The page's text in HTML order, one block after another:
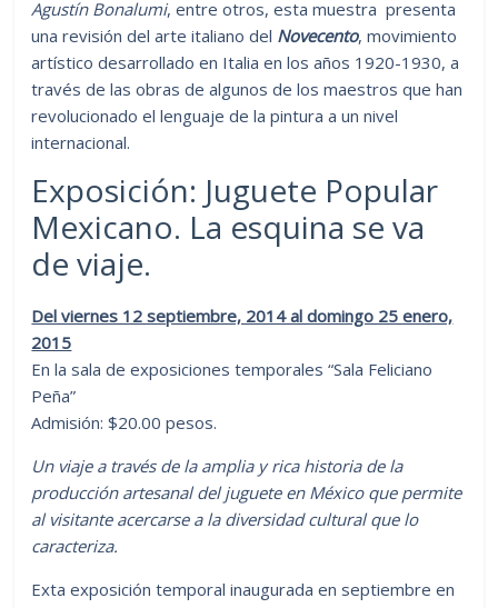
Agustín Bonalumi, entre otros, esta muestra presenta
una revisión del arte italiano del Novecento, movimiento
artístico desarrollado en Italia en los años 1920-1930, a
través de las obras de algunos de los maestros que han
revolucionado el lenguaje de la pintura a un nivel
internacional.
Exposición: Juguete Popular
Mexicano. La esquina se va
de viaje.
Del viernes 12 septiembre, 2014 al domingo 25 enero,
2015
En la sala de exposiciones temporales “Sala Feliciano
Peña”
Admisión: $20.00 pesos.
Un viaje a través de la amplia y rica historia de la
producción artesanal del juguete en México que permite
al visitante acercarse a la diversidad cultural que lo
caracteriza.
Exta exposición temporal inaugurada en septiembre en